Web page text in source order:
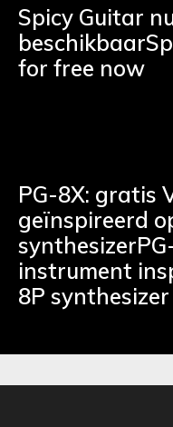
Spicy Guitar
for free now
PG-8X: gratis
geïnspireerd
instrument
8P synthesizer